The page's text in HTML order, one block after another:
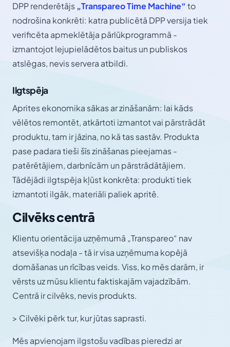
DPP renderētājs „Transpareo Time Machine“to
nodrošina konkrēti: katra publicētā DPP versija tiek
verificēta apmeklētāja pārlūkprogrammā -
izmantojot lejupielādētos baitus un publiskos
atslēgas, nevis servera atbildi.
Ilgtspēja
Aprites ekonomika sākas ar zināšanām: lai kāds
vēlētos remontēt, atkārtoti izmantot vai pārstrādāt
produktu, tam ir jāzina, no kā tas sastāv. Produkta
pase padara tieši šīs zināšanas pieejamas -
patērētājiem, darbnīcām un pārstrādātājiem.
Tādējādi ilgtspēja kļūst konkrēta: produkti tiek
izmantoti ilgāk, materiāli paliek apritē.
Cilvēks centrā
Klientu orientācija uzņēmumā „Transpareo“ nav
atsevišķa nodaļa - tā ir visa uzņēmuma kopējā
domāšanas un rīcības veids. Viss, ko mēs darām, ir
vērsts uz mūsu klientu faktiskajām vajadzībām.
Centrā ir cilvēks, nevis produkts.
> Cilvēki pērk tur, kur jūtas saprasti.
Mēs apvienojam ilgstošu vadības pieredzi ar